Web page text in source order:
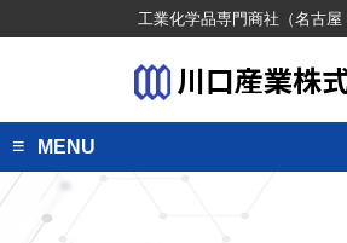
工業化学品専門商社（名古屋
川口産業株
MENU